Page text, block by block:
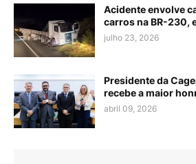
Acidente envolve
carros na BR-230,
julho 23, 2026
Presidente da
recebe a maior
abril 09, 2026